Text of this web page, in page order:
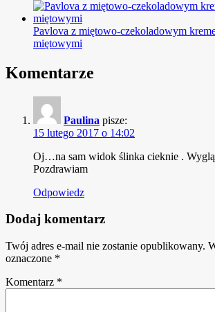
Pavlova z miętowo-czekoladowym
miętowymi
Komentarze
Paulina pisze:
15 lutego 2017 o 14:02
Oj…na sam widok ślinka cieknie .
Pozdrawiam
Odpowiedz
Dodaj komentarz
Twój adres e-mail nie zostanie opublikowany.
oznaczone *
Komentarz *